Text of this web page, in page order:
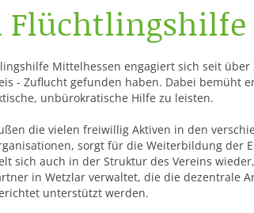
Mittelhessen engagiert sich seit
- Zuflucht gefunden haben. Dabei bemüht
unbürokratische Hilfe zu leisten.
die vielen freiwillig Aktiven in den
sorgt für die Weiterbildung der
sich auch in der Struktur des Vereins
in Wetzlar verwaltet, die die dezentrale
unterstützt werden.